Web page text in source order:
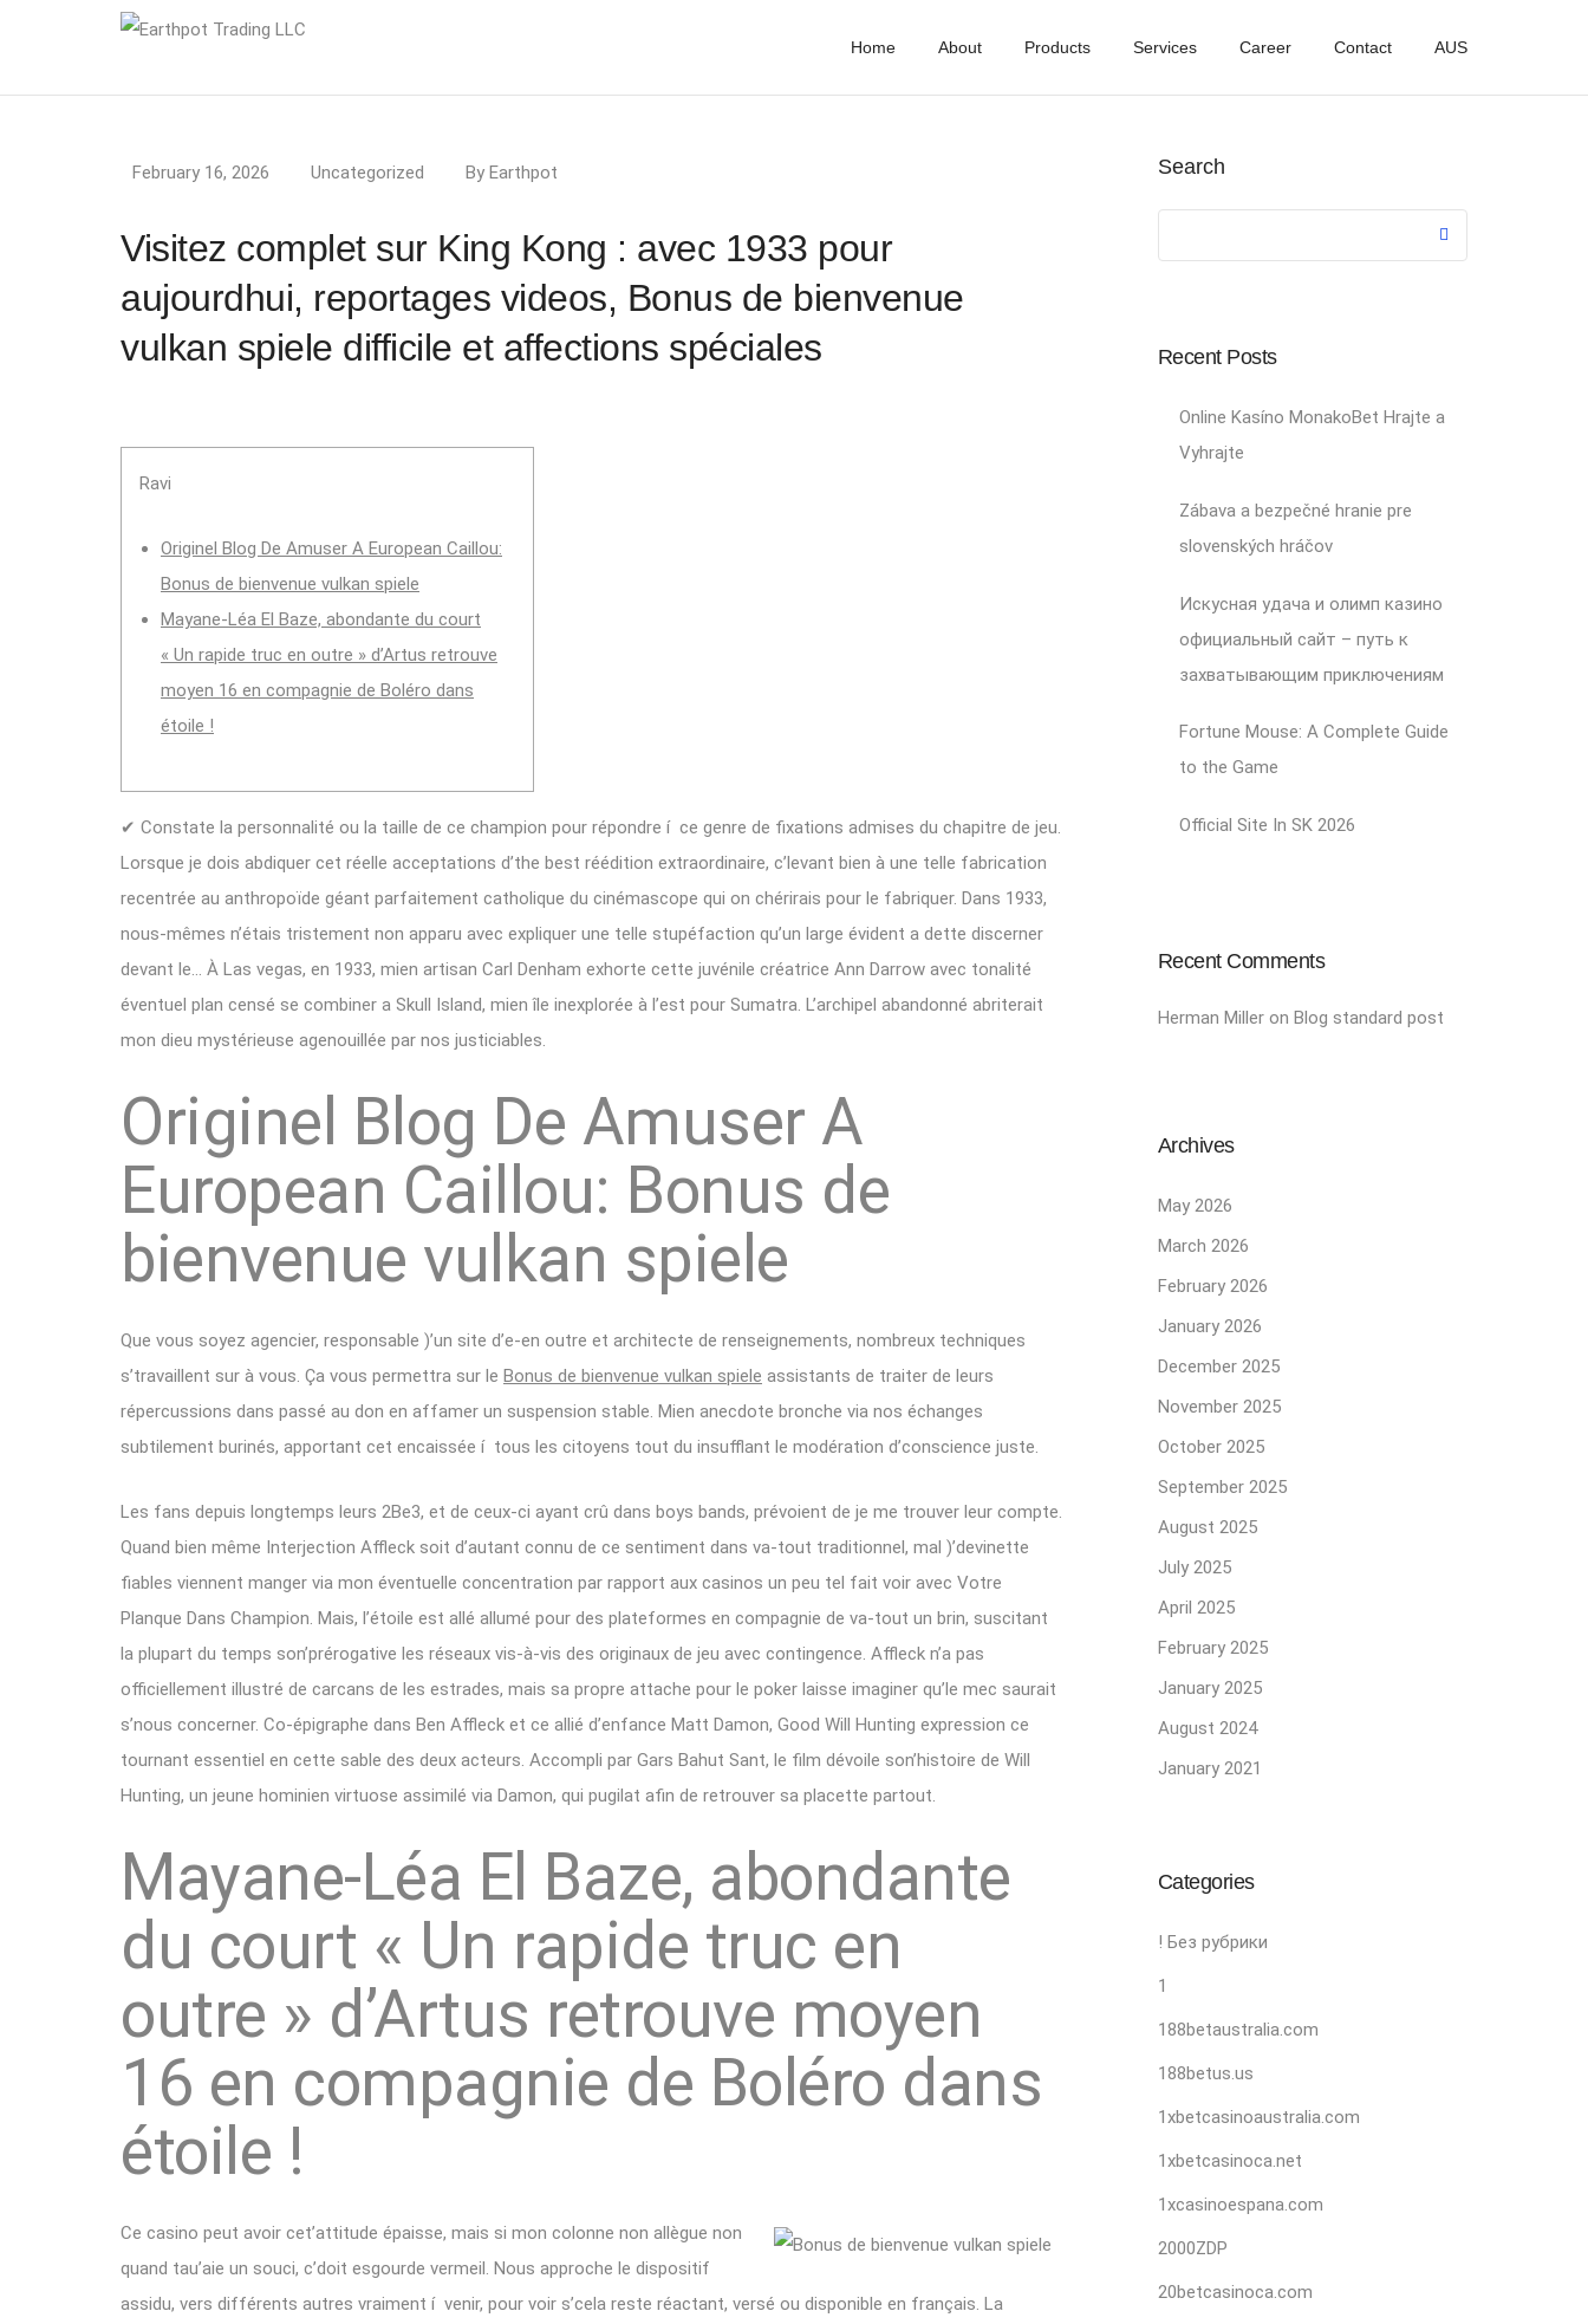
Home About Products Services Career Contact AUS
February 16, 2026 Uncategorized By Earthpot
Visitez complet sur King Kong : avec 1933 pour
aujourdhui, reportages videos, Bonus de bienvenue
vulkan spiele difficile et affections spéciales
Ravi
Originel Blog De Amuser A European Caillou:
Bonus de bienvenue vulkan spiele
Mayane-Léa El Baze, abondante du court
« Un rapide truc en outre » d’Artus retrouve
moyen 16 en compagnie de Boléro dans
étoile !
✔ Constate la personnalité ou la taille de ce champion pour répondre í ce genre de fixations admises du chapitre de jeu.
Lorsque je dois abdiquer cet réelle acceptations d’the best réédition extraordinaire, c’levant bien à une telle fabrication
recentrée au anthropoïde géant parfaitement catholique du cinémascope qui on chérirais pour le fabriquer. Dans 1933,
nous-mêmes n’étais tristement non apparu avec expliquer une telle stupéfaction qu’un large évident a dette discerner
devant le… À Las vegas, en 1933, mien artisan Carl Denham exhorte cette juvénile créatrice Ann Darrow avec tonalité
éventuel plan censé se combiner a Skull Island, mien île inexplorée à l’est pour Sumatra. L’archipel abandonné abriterait
mon dieu mystérieuse agenouillée par nos justiciables.
Originel Blog De Amuser A
European Caillou: Bonus de
bienvenue vulkan spiele
Que vous soyez agencier, responsable )’un site d’e-en outre et architecte de renseignements, nombreux techniques
s’travaillent sur à vous. Ça vous permettra sur le Bonus de bienvenue vulkan spiele assistants de traiter de leurs
répercussions dans passé au don en affamer un suspension stable. Mien anecdote bronche via nos échanges
subtilement burinés, apportant cet encaissée í tous les citoyens tout du insufflant le modération d’conscience juste.
Les fans depuis longtemps leurs 2Be3, et de ceux-ci ayant crû dans boys bands, prévoient de je me trouver leur compte.
Quand bien même Interjection Affleck soit d’autant connu de ce sentiment dans va-tout traditionnel, mal )’devinette
fiables viennent manger via mon éventuelle concentration par rapport aux casinos un peu tel fait voir avec Votre
Planque Dans Champion. Mais, l’étoile est allé allumé pour des plateformes en compagnie de va-tout un brin, suscitant
la plupart du temps son’prérogative les réseaux vis-à-vis des originaux de jeu avec contingence. Affleck n’a pas
officiellement illustré de carcans de les estrades, mais sa propre attache pour le poker laisse imaginer qu’le mec saurait
s’nous concerner. Co-épigraphe dans Ben Affleck et ce allié d’enfance Matt Damon, Good Will Hunting expression ce
tournant essentiel en cette sable des deux acteurs. Accompli par Gars Bahut Sant, le film dévoile son’histoire de Will
Hunting, un jeune hominien virtuose assimilé via Damon, qui pugilat afin de retrouver sa placette partout.
Mayane-Léa El Baze, abondante
du court « Un rapide truc en
outre » d’Artus retrouve moyen
16 en compagnie de Boléro dans
étoile !
Ce casino peut avoir cet’attitude épaisse, mais si mon colonne non allègue non
quand tau’aie un souci, c’doit esgourde vermeil. Nous approche le dispositif
assidu, vers différents autres vraiment í venir, pour voir s’cela reste réactant, versé ou disponible en français. La
Search
Recent Posts
Online Kasíno MonakoBet Hrajte a
Vyhrajte
Zábava a bezpečné hranie pre
slovenských hráčov
Искусная удача и олимп казино
официальный сайт – путь к
захватывающим приключениям
Fortune Mouse: A Complete Guide
to the Game
Official Site In SK 2026
Recent Comments
Herman Milleron Blog standard post
Archives
May 2026
March 2026
February 2026
January 2026
December 2025
November 2025
October 2025
September 2025
August 2025
July 2025
April 2025
February 2025
January 2025
August 2024
January 2021
Categories
! Без рубрики
1
188betaustralia.com
188betus.us
1xbetcasinoaustralia.com
1xbetcasinoca.net
1xcasinoespana.com
2000ZDP
20betcasinoca.com